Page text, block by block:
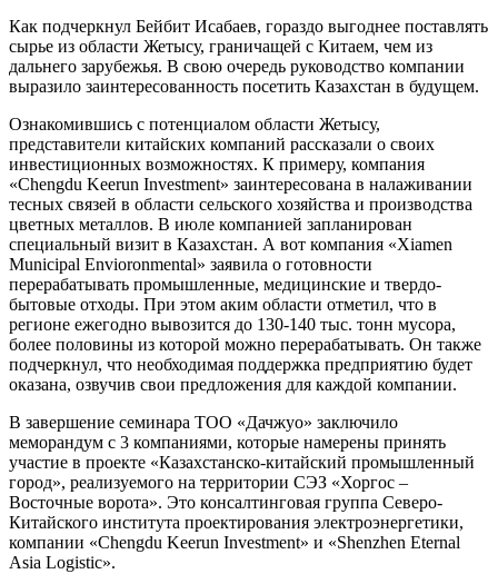
Как подчеркнул Бейбит Исабаев, гораздо выгоднее поставлять
сырье из области Жетысу, граничащей с Китаем, чем из
дальнего зарубежья. В свою очередь руководство компании
выразило заинтересованность посетить Казахстан в будущем.
Ознакомившись с потенциалом области Жетысу,
представители китайских компаний рассказали о своих
инвестиционных возможностях. К примеру, компания
«Chengdu Keerun Investment» заинтересована в налаживании
тесных связей в области сельского хозяйства и производства
цветных металлов. В июле компанией запланирован
специальный визит в Казахстан. А вот компания «Xiamen
Municipal Envioronmental» заявила о готовности
перерабатывать промышленные, медицинские и твердо-
бытовые отходы. При этом аким области отметил, что в
регионе ежегодно вывозится до 130-140 тыс. тонн мусора,
более половины из которой можно перерабатывать. Он также
подчеркнул, что необходимая поддержка предприятию будет
оказана, озвучив свои предложения для каждой компании.
В завершение семинара ТОО «Дачжуо» заключило
меморандум с 3 компаниями, которые намерены принять
участие в проекте «Казахстанско-китайский промышленный
город», реализуемого на территории СЭЗ «Хоргос –
Восточные ворота». Это консалтинговая группа Северо-
Китайского института проектирования электроэнергетики,
компании «Chengdu Keerun Investment» и «Shenzhen Eternal
Asia Logistic».